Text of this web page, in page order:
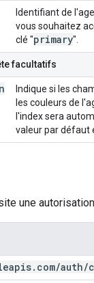
Identifiant de
vous souhaitez
clé "primary".
facultatifs
Indique si les
les couleurs de
l'index sera
valeur par défaut
une
. com/auth/